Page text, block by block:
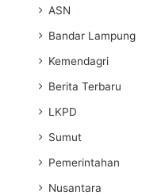
ASN
Bandar Lampung
Kemendagri
Berita Terbaru
LKPD
Sumut
Pemerintahan
Nusantara